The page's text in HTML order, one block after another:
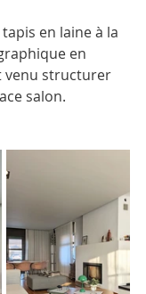
en laine à la
en
venu structurer
salon.